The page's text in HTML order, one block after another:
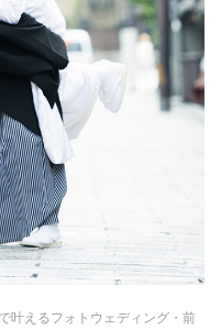
叶えるフォトウェディング・前